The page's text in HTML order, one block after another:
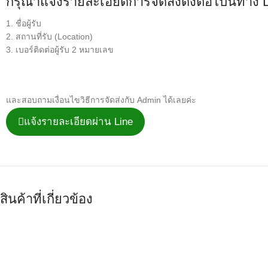
1. ชื่อผู้รับ
2. สถานที่รับ (Location)
3. เบอร์ติดต่อผู้รับ 2 หมายเลข
และสอบถามเงื่อนไขวิธีการจัดส่งกับ Admin ได้เลยค่ะ
แจ้งรายละเอียดผ่าน Line
สินค้าที่เกี่ยวข้อง